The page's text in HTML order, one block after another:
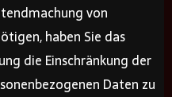
von
haben Sie das
die Einschränkung der
Daten zu